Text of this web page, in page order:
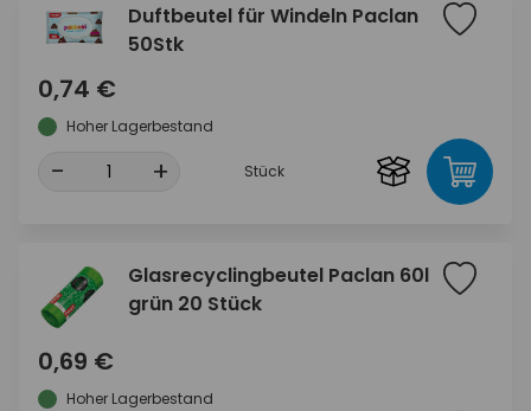
Duftbeutel für Windeln Paclan
50Stk
0,74 €
Hoher Lagerbestand
- + Stück
Glasrecyclingbeutel Paclan 60l
grün 20 Stück
0,69 €
Hoher Lagerbestand